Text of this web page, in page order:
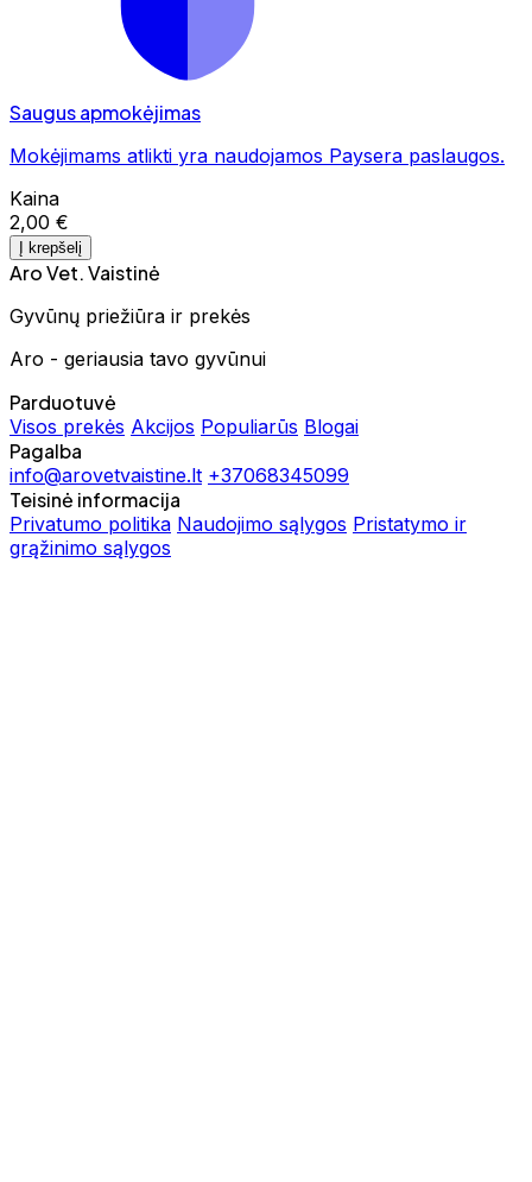
Saugus apmokėjimas
Mokėjimams atlikti yra naudojamos Paysera paslaugos.
Kaina
2,00 €
Į krepšelį
Aro Vet. Vaistinė
Gyvūnų priežiūra ir prekės
Aro - geriausia tavo gyvūnui
Parduotuvė
Visos prekės Akcijos Populiarūs Blogai
Pagalba
info@arovetvaistine.lt +37068345099
Teisinė informacija
Privatumo politika Naudojimo sąlygos Pristatymo ir
grąžinimo sąlygos